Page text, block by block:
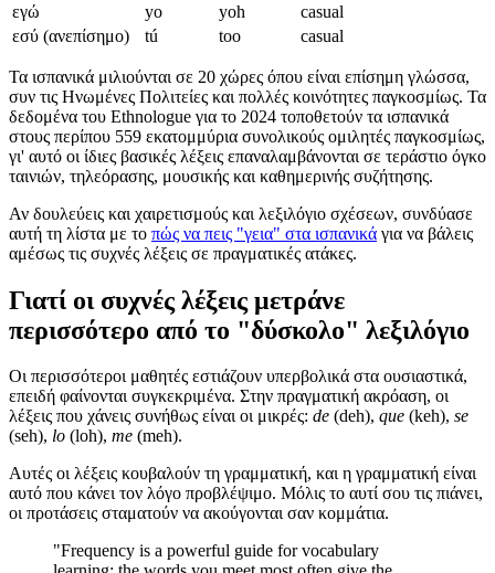
εγώ
yo yoh
casual
εσύ (ανεπίσημο)
tú too casual
Τα ισπανικά μιλιούνται σε 20 χώρες όπου είναι επίσημη γλώσσα,
συν τις Ηνωμένες Πολιτείες και πολλές κοινότητες παγκοσμίως. Τα
δεδομένα του Ethnologue για το 2024 τοποθετούν τα ισπανικά
στους περίπου 559 εκατομμύρια συνολικούς ομιλητές παγκοσμίως,
γι' αυτό οι ίδιες βασικές λέξεις επαναλαμβάνονται σε τεράστιο όγκο
ταινιών, τηλεόρασης, μουσικής και καθημερινής συζήτησης.
Αν δουλεύεις και χαιρετισμούς και λεξιλόγιο σχέσεων, συνδύασε
αυτή τη λίστα με το πώς να πεις "γεια" στα ισπανικά για να βάλεις
αμέσως τις συχνές λέξεις σε πραγματικές ατάκες.
Γιατί οι συχνές λέξεις μετράνε
περισσότερο από το "δύσκολο" λεξιλόγιο
Οι περισσότεροι μαθητές εστιάζουν υπερβολικά στα ουσιαστικά,
επειδή φαίνονται συγκεκριμένα. Στην πραγματική ακρόαση, οι
λέξεις που χάνεις συνήθως είναι οι μικρές: de (deh), que (keh), se
(seh), lo (loh), me (meh).
Αυτές οι λέξεις κουβαλούν τη γραμματική, και η γραμματική είναι
αυτό που κάνει τον λόγο προβλέψιμο. Μόλις το αυτί σου τις πιάνει,
οι προτάσεις σταματούν να ακούγονται σαν κομμάτια.
"Frequency is a powerful guide for vocabulary